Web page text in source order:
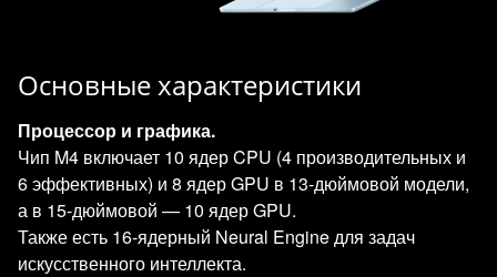
Основные характеристики
Процессор и графика.
Чип M4 включает 10 ядер CPU (4 производительных и
6 эффективных) и 8 ядер GPU в 13‑дюймовой модели,
а в 15‑дюймовой — 10 ядер GPU.
Также есть 16‑ядерный Neural Engine для задач
искусственного интеллекта.